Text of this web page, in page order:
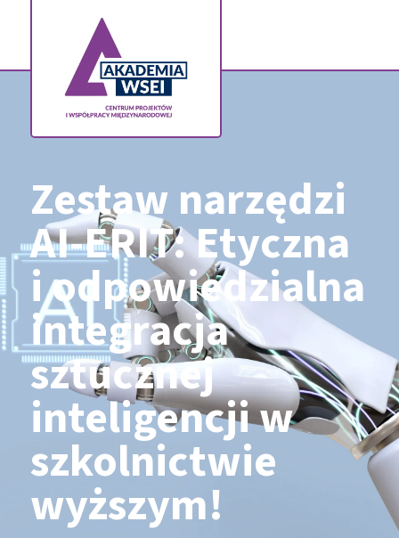
Zestaw narzędzi
AI-ERIT: Etyczna
i odpowiedzialna
integracja
sztucznej
inteligencji w
szkolnictwie
wyższym!